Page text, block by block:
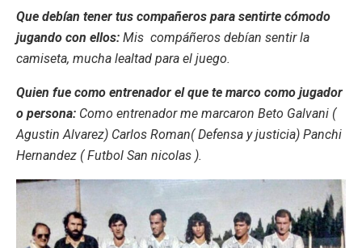
Que debían tener tus compañeros para sentirte cómodo
jugando con ellos: Mis compáñeros debían sentir la
camiseta, mucha lealtad para el juego.
Quien fue como entrenador el que te marco como jugador
o persona: Como entrenador me marcaron Beto Galvani (
Agustin Alvarez) Carlos Roman( Defensa y justicia) Panchi
Hernandez ( Futbol San nicolas ).